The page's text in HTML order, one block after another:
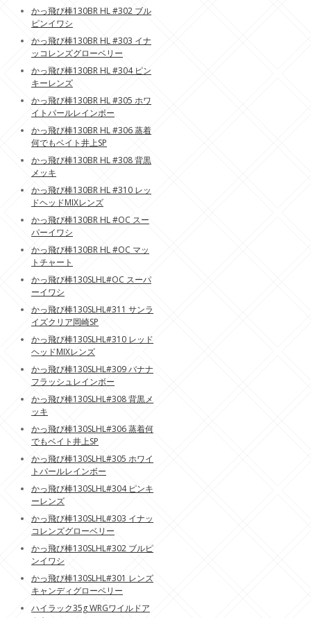
かっ飛び棒130BR HL #302 ブル
ピンイワシ
かっ飛び棒130BR HL #303 イナ
ッコレンズグローベリー
かっ飛び棒130BR HL #304 ピン
キーレンズ
かっ飛び棒130BR HL #305 ホワ
イトパールレインボー
かっ飛び棒130BR HL #306 蒸着
何でもベイト井上SP
かっ飛び棒130BR HL #308 背黒
メッキ
かっ飛び棒130BR HL #310 レッ
ドヘッドMIXレンズ
かっ飛び棒130BR HL #OC スー
パーイワシ
かっ飛び棒130BR HL #OC マッ
トチャート
かっ飛び棒130SLHL#OC スーパ
ーイワシ
かっ飛び棒130SLHL#311 サンラ
イズクリア岡崎SP
かっ飛び棒130SLHL#310 レッド
ヘッドMIXレンズ
かっ飛び棒130SLHL#309 バナナ
フラッシュレインボー
かっ飛び棒130SLHL#308 背黒メ
ッキ
かっ飛び棒130SLHL#306 蒸着何
でもベイト井上SP
かっ飛び棒130SLHL#305 ホワイ
トパールレインボー
かっ飛び棒130SLHL#304 ピンキ
ーレンズ
かっ飛び棒130SLHL#303 イナッ
コレンズグローベリー
かっ飛び棒130SLHL#302 ブルピ
ンイワシ
かっ飛び棒130SLHL#301 レンズ
キャンディグローベリー
ハイラック35g WRGワイルドア